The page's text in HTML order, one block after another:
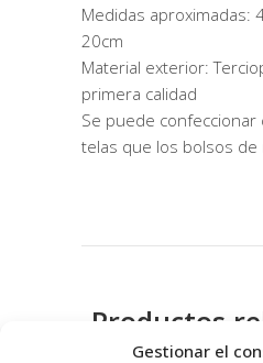
Gestionar el
Medidas aproximadas:
20cm
Material exterior:
primera calidad
Se puede confeccionar
telas que los bolsos de
Productos